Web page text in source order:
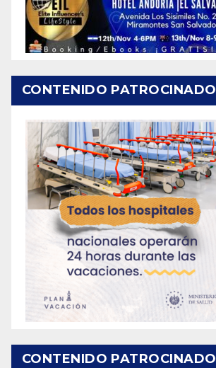
CONTENIDO PATROCINADO
CONTENIDO PATROCINADO